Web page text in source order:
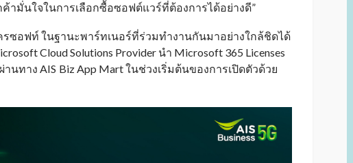
ามั่นใจในการเลือกซื้อซอฟต์แวร์ที่ต้องการได้อย่างดี”
รซอฟท์ ในฐานะพาร์ทเนอร์ที่ร่วมทำงานกันมาอย่างใกล้ชิดได้
Cloud Solutions Provider นำ Microsoft 365 Licenses
นทาง AIS Biz App Mart ในช่วงเริ่มต้นของการเปิดตัวด้วย